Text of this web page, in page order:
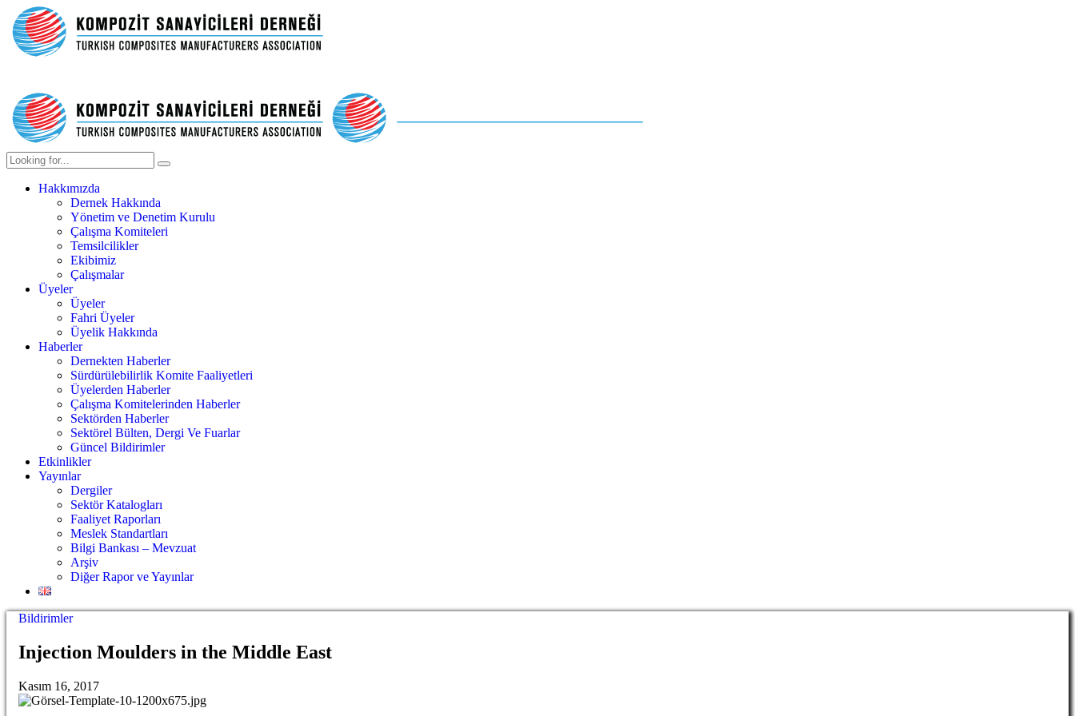
Hakkımızda
Dernek Hakkında
Yönetim ve Denetim Kurulu
Çalışma Komiteleri
Temsilcilikler
Ekibimiz
Çalışmalar
Üyeler
Üyeler
Fahri Üyeler
Üyelik Hakkında
Haberler
Dernekten Haberler
Sürdürülebilirlik Komite Faaliyetleri
Üyelerden Haberler
Çalışma Komitelerinden Haberler
Sektörden Haberler
Sektörel Bülten, Dergi Ve Fuarlar
Güncel Bildirimler
Etkinlikler
Yayınlar
Dergiler
Sektör Katalogları
Faaliyet Raporları
Meslek Standartları
Bilgi Bankası – Mevzuat
Arşiv
Diğer Rapor ve Yayınlar
Bildirimler
Injection Moulders in the Middle East
Kasım 16, 2017